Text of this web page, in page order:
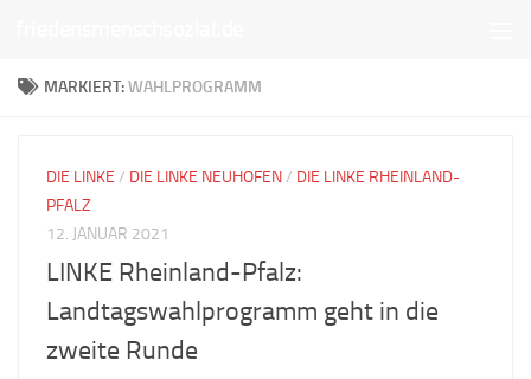
MARKIERT:WAHLPROGRAMM
DIE LINKE / DIE LINKE NEUHOFEN/ DIE LINKE RHEINLAND-
PFALZ
12. JANUAR 2021
LINKE Rheinland-Pfalz:
Landtagswahlprogramm geht in die
zweite Runde